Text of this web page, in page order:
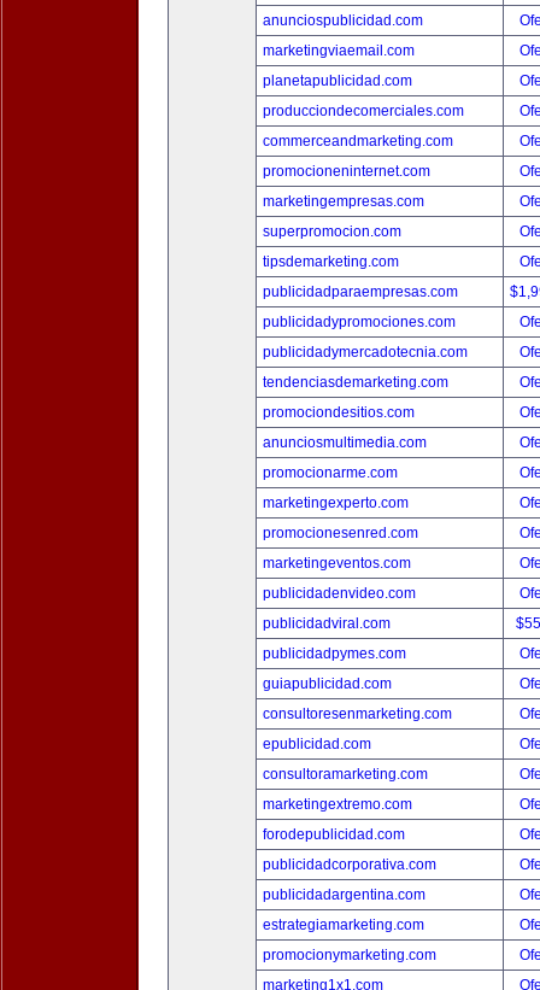
anunciospublicidad.com
marketingviaemail.com
planetapublicidad.com
producciondecomerciales.com
commerceandmarketing.com
promocioneninternet.com
marketingempresas.com
superpromocion.com
tipsdemarketing.com
publicidadparaempresas.com
publicidadypromociones.com
publicidadymercadotecnia.com
tendenciasdemarketing.com
promociondesitios.com
anunciosmultimedia.com
promocionarme.com
marketingexperto.com
promocionesenred.com
marketingeventos.com
publicidadenvideo.com
publicidadviral.com
publicidadpymes.com
guiapublicidad.com
consultoresenmarketing.com
epublicidad.com
consultoramarketing.com
marketingextremo.com
forodepublicidad.com
publicidadcorporativa.com
publicidadargentina.com
estrategiamarketing.com
promocionymarketing.com
marketing1x1.com